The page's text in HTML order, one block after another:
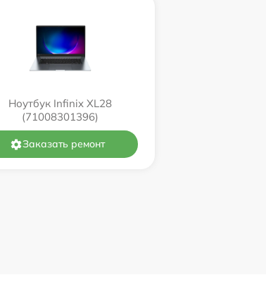
Ноутбук Infinix XL28
(71008301396)
Заказать ремонт